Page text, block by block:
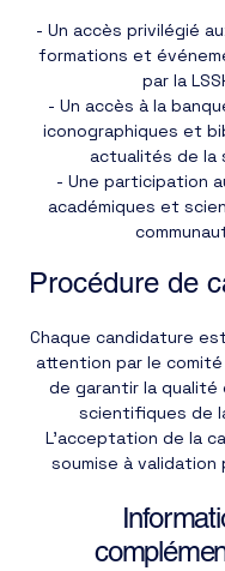
- Un accès privilégié
formations et
par la
- Un accès à la
iconographiques et
actualités de la
- Une participation
académiques et
Procédure de
Chaque candidature
attention par le comité
de garantir la qualité
scientifiques de
L’acceptation de la
soumise à validation